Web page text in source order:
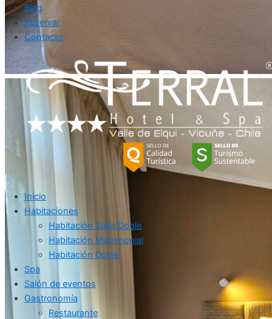
Blog
Reservar
Contacto
Inicio
Habitaciones
Habitación Suite Doble
Habitación Matrimonial
Habitación Doble
Spa
Salón de eventos
Gastronomía
Restaurante